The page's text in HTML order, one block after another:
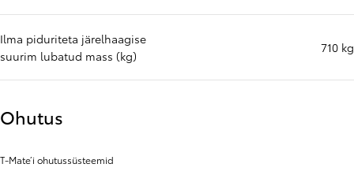
Ilma piduriteta järelhaagise
suurim lubatud mass (kg)
710 kg
Ohutus
T-Mate’i ohutussüsteemid